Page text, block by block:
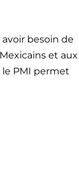
besoin de
et aux
le PMI permet